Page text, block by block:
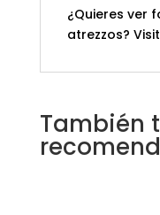
¿Quieres ver
atrezzos?
También